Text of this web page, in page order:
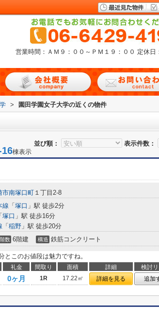
営業時間：ＡＭ９：００～ＰＭ１９：００ 定休日
> 園田学園女子大学の近くの物件
並び順：
表示件数：
棟表示
市南塚口町 １丁目2-8
線 「 塚口 」駅 徒歩2分
「 塚口 」駅 徒歩16分
「 稲野 」駅 徒歩20分
階数 6階建 構造 鉄筋コンクリート
とこのお値段は魅力ですね。
礼金 間取り 面積 詳細
検討リ
0ヶ月 1R 17.22㎡ 詳細を見る 追加